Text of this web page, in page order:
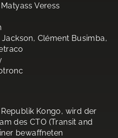
Veress
Clément Busimba,
Kongo, wird der
des CTO (Transit and
bewaffneten